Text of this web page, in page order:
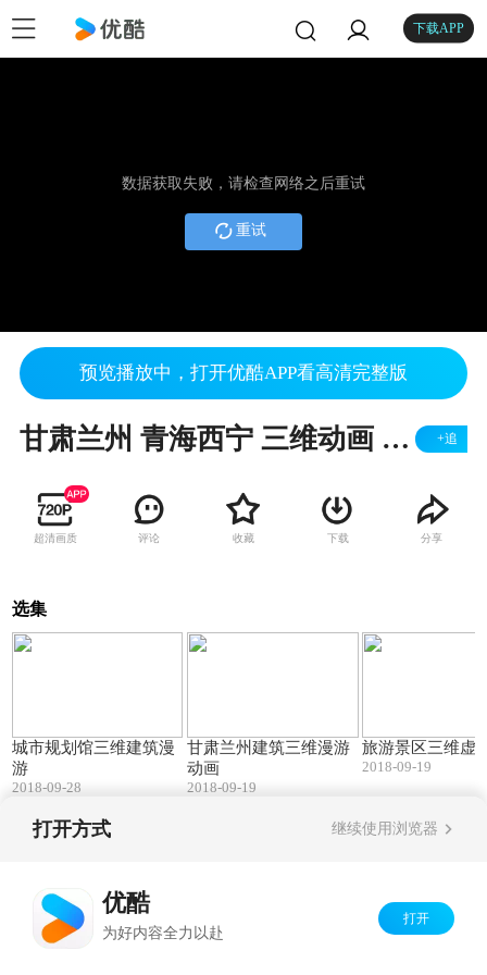
下载APP
数据获取失败，请检查网络之后重试
重试
预览播放中，打开优酷APP看高清完整版
甘肃兰州 青海西宁 三维动画 建筑漫游 工程动画 石化动画 虚拟现实 +追
超清画质 评论 收藏 下载 分享
选集
城市规划馆三维建筑漫
游
2018-09-28
甘肃兰州建筑三维漫游
动画
2018-09-19
旅游景区三维虚
2018-09-19
打开方式 继续使用浏览器
优酷
为好内容全力以赴
打开